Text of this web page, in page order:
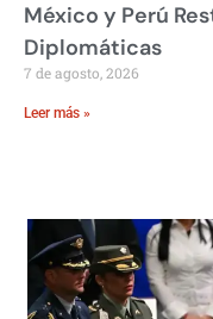
México y Perú
Diplomáticas
7 de agosto, 2026
Leer más »